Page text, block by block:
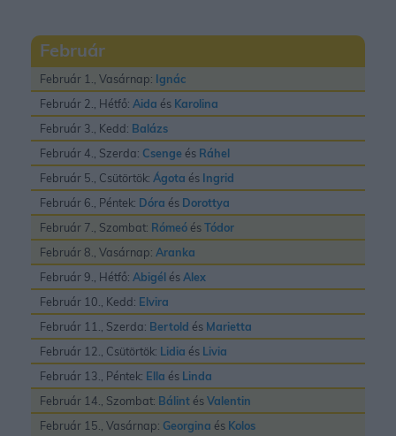
Február
Február 1., Vasárnap: Ignác
Február 2., Hétfő: Aida és Karolina
Február 3., Kedd: Balázs
Február 4., Szerda: Csenge és Ráhel
Február 5., Csütörtök: Ágota és Ingrid
Február 6., Péntek: Dóra és Dorottya
Február 7., Szombat: Rómeó ésTódor
Február 8., Vasárnap: Aranka
Február 9., Hétfő: Abigél ésAlex
Február 10., Kedd: Elvira
Február 11., Szerda: Bertold és Marietta
Február 12., Csütörtök: Lidia és Livia
Február 13., Péntek: Ella és Linda
Február 14., Szombat: Bálint ésValentin
Február 15., Vasárnap: Georgina és Kolos